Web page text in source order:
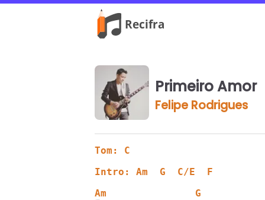
Primeiro Amor
Felipe Rodrigues
Tom: C
Intro: Am  G  C/E  F
Am               G